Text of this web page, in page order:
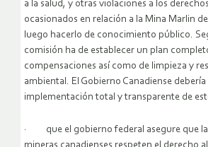
a la salud, y otras violaciones a los
ocasionados en relación a la Mina Marlin
luego hacerlo de conocimiento público.
comisión ha de establecer un plan
compensaciones así como de limpieza y
ambiental. El Gobierno Canadiense
implementación total y transparente de
· que el gobierno federal asegure que